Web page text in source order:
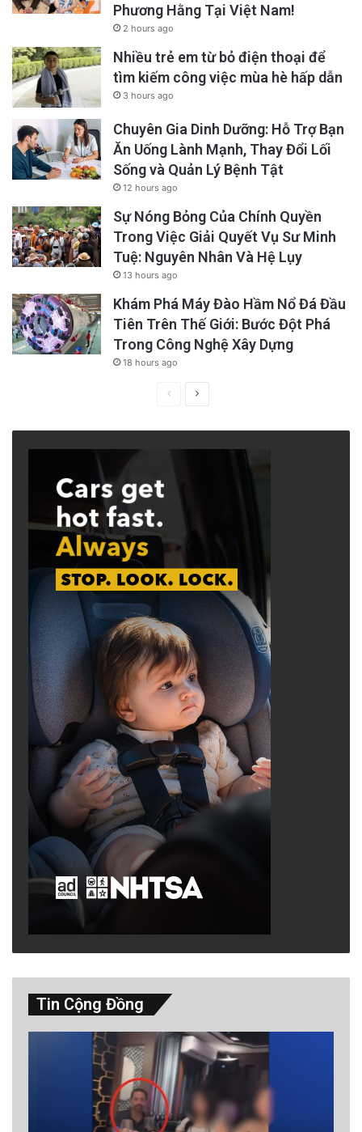
Phương Hằng Tại Việt Nam!
2 hours ago
Nhiều trẻ em từ bỏ điện thoại để
tìm kiếm công việc mùa hè hấp dẫn
3 hours ago
Chuyên Gia Dinh Dưỡng: Hỗ Trợ Bạn
Ăn Uống Lành Mạnh, Thay Đổi Lối
Sống và Quản Lý Bệnh Tật
12 hours ago
Sự Nóng Bỏng Của Chính Quyền
Trong Việc Giải Quyết Vụ Sư Minh
Tuệ: Nguyên Nhân Và Hệ Lụy
13 hours ago
Khám Phá Máy Đào Hầm Nổ Đá Đầu
Tiên Trên Thế Giới: Bước Đột Phá
Trong Công Nghệ Xây Dựng
18 hours ago
PreviousNext
Tin Cộng Đồng